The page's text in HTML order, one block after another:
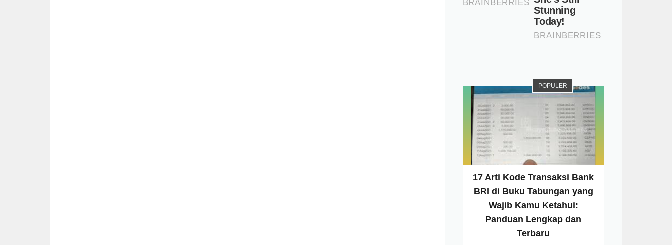
POPULER
17 Arti Kode Transaksi Bank
BRI di Buku Tabungan yang
Wajib Kamu Ketahui:
Panduan Lengkap dan
Terbaru